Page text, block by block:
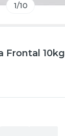
1/10
Frontal 10kg